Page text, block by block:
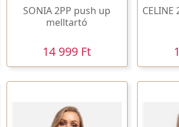
SONIA 2PP push up
melltartó
14 999 Ft